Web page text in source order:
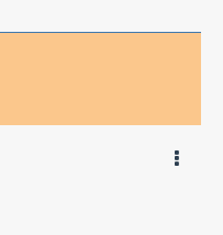
geht es wieder
daß meine
Art Einfluss auf den
hat. Viel eher habe
Klein-Label (wenn
zu verbringen
Dich oder Dein Label